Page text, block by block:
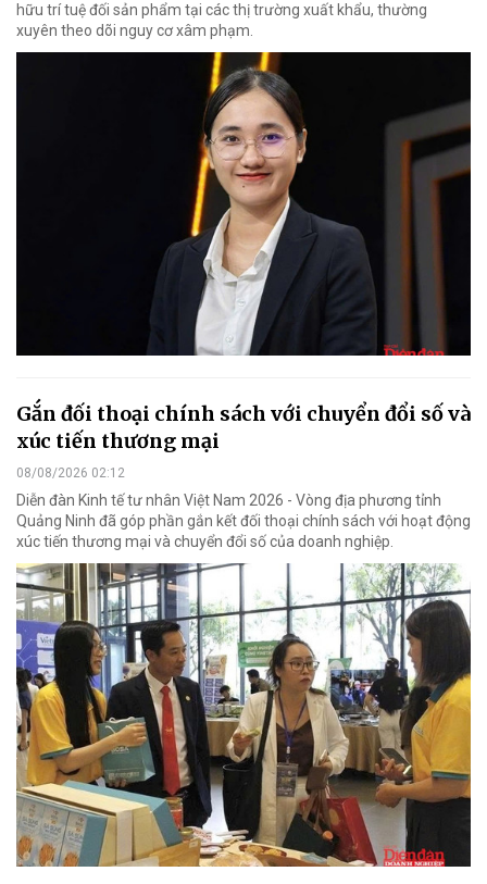
hữu trí tuệ đối sản phẩm tại các thị trường xuất khẩu, thường
xuyên theo dõi nguy cơ xâm phạm.
Gắn đối thoại chính sách với chuyển đổi số và
xúc tiến thương mại
08/08/2026 02:12
Diễn đàn Kinh tế tư nhân Việt Nam 2026 - Vòng địa phương tỉnh
Quảng Ninh đã góp phần gắn kết đối thoại chính sách với hoạt động
xúc tiến thương mại và chuyển đổi số của doanh nghiệp.